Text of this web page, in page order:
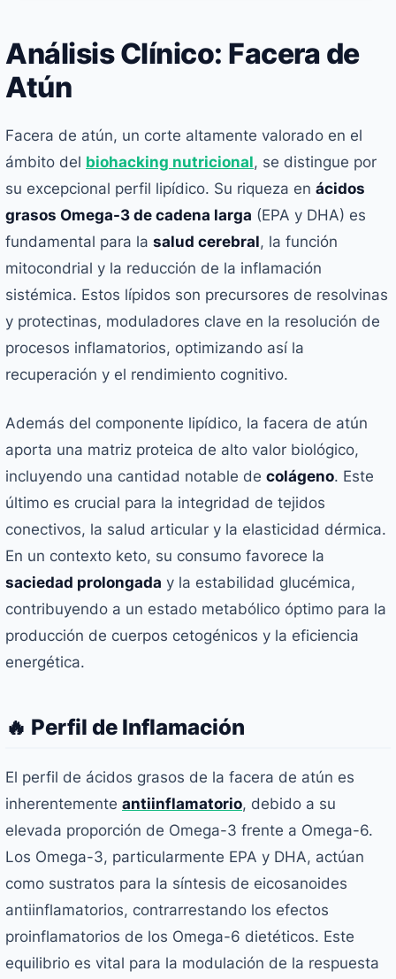
Análisis Clínico: Facera de
Atún
Facera de atún, un corte altamente valorado en el
ámbito del biohacking nutricional, se distingue por
su excepcional perfil lipídico. Su riqueza en ácidos
grasos Omega-3 de cadena larga (EPA y DHA) es
fundamental para la salud cerebral, la función
mitocondrial y la reducción de la inflamación
sistémica. Estos lípidos son precursores de resolvinas
y protectinas, moduladores clave en la resolución de
procesos inflamatorios, optimizando así la
recuperación y el rendimiento cognitivo.
Además del componente lipídico, la facera de atún
aporta una matriz proteica de alto valor biológico,
incluyendo una cantidad notable de colágeno. Este
último es crucial para la integridad de tejidos
conectivos, la salud articular y la elasticidad dérmica.
En un contexto keto, su consumo favorece la
saciedad prolongada y la estabilidad glucémica,
contribuyendo a un estado metabólico óptimo para la
producción de cuerpos cetogénicos y la eficiencia
energética.
🔥 Perfil de Inflamación
El perfil de ácidos grasos de la facera de atún es
inherentemente antiinflamatorio, debido a su
elevada proporción de Omega-3 frente a Omega-6.
Los Omega-3, particularmente EPA y DHA, actúan
como sustratos para la síntesis de eicosanoides
antiinflamatorios, contrarrestando los efectos
proinflamatorios de los Omega-6 dietéticos. Este
equilibrio es vital para la modulación de la respuesta